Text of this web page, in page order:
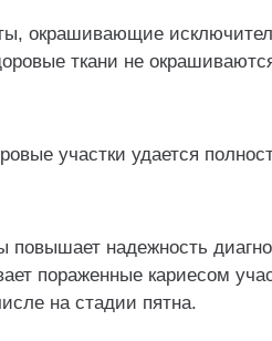
окрашивающие
ткани не
участки удается
повышает надежность
пораженные кариесом
на стадии пятна.